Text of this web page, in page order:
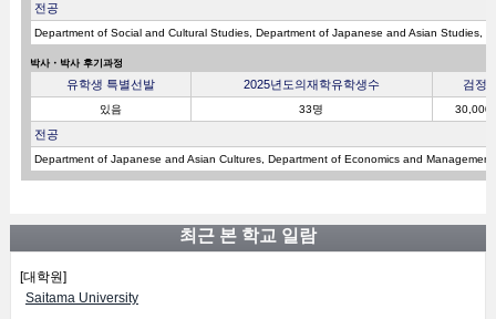
전공
Department of Social and Cultural Studies, Department of Japanese and Asian Studies,
박사・박사 후기과정
유학생 특별선발 2025년도의재학유학생수 검정
있음 33명 30,000
전공
Department of Japanese and Asian Cultures, Department of Economics and
최근 본 학교 일람
[대학원]
Saitama University